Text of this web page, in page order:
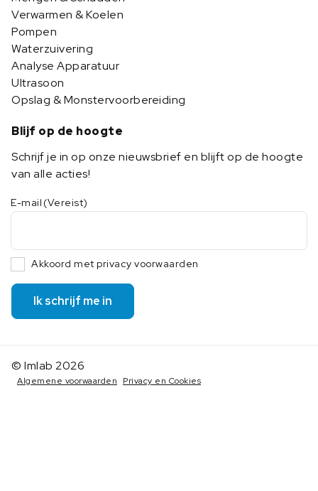
Verwarmen & Koelen
Pompen
Waterzuivering
Analyse Apparatuur
Ultrasoon
Opslag & Monstervoorbereiding
Blijf op de hoogte
Schrijf je in op onze nieuwsbrief en blijft op de hoogte
van alle acties!
E-mail (Vereist)
Akkoord met privacy voorwaarden
Ik schrijf me in
© Imlab 2026
Algemene voorwaarden Privacy en Cookies